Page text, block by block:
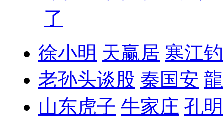
了
徐小明 天赢居 寒江
老孙头谈股 秦国安
山东虎子 牛家庄 孔